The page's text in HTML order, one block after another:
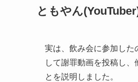
ともやん
実は、飲み会に参加した
して謝罪動画を投稿し
とを説明しました。